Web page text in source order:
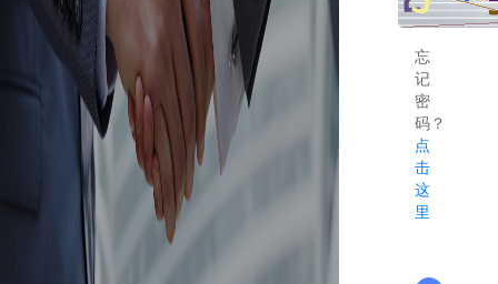
忘
记
密
码？
点
击
这
里